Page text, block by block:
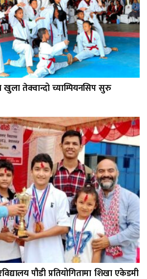
खुला तेक्वान्दो च्याम्पियनसिप सुरु
पौडी प्रतियोगितामा शिखा एकेडमी